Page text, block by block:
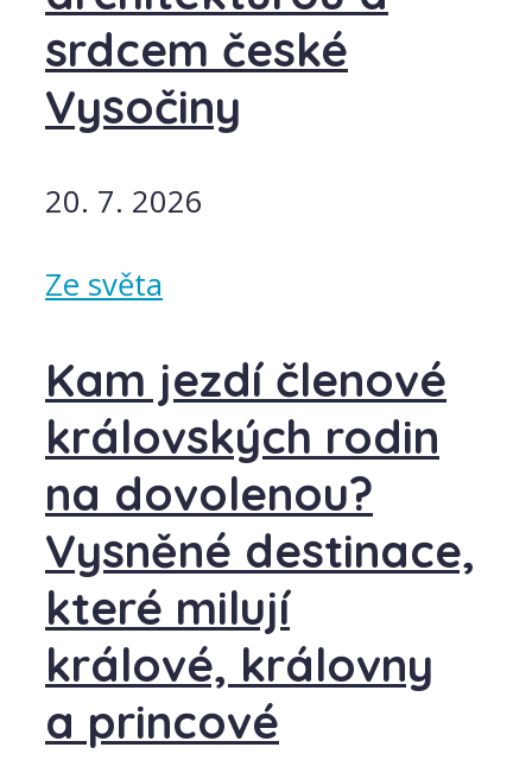
srdcem české
Vysočiny
20. 7. 2026
Ze světa
Kam jezdí členové
královských rodin
na dovolenou?
Vysněné destinace,
které milují
králové, královny
a princové